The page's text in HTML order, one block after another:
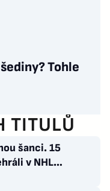
Tohle
TITULŮ
šanci. 15
v NHL